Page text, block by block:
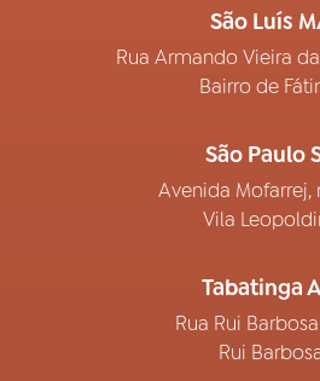
São Luís
Rua Armando Vieira da
Bairro de
São Paulo
Avenida Mofarrej,
Vila
Tabatinga
Rua Rui
Rui